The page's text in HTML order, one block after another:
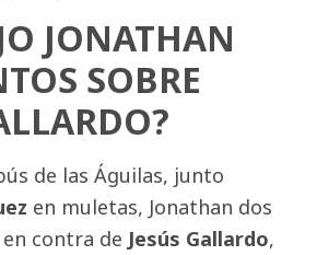
JONATHAN
SOBRE
de las Águilas, junto
en muletas, Jonathan dos
contra de Jesús Gallardo,